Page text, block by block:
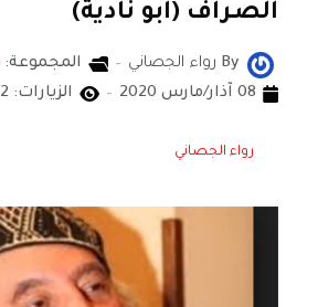
الصـراف (ابو نادية)
By رواء الجصاني المجموعة:
08 آذار/مارس 2020
الزيارات: 4172
رواء الجصاني